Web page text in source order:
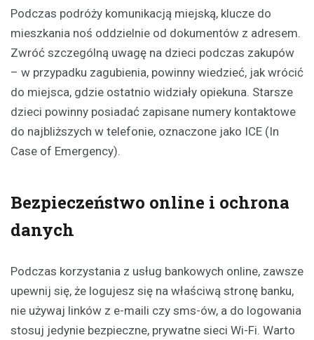
Podczas podróży komunikacją miejską, klucze do
mieszkania noś oddzielnie od dokumentów z adresem.
Zwróć szczególną uwagę na dzieci podczas zakupów
– w przypadku zagubienia, powinny wiedzieć, jak wrócić
do miejsca, gdzie ostatnio widziały opiekuna. Starsze
dzieci powinny posiadać zapisane numery kontaktowe
do najbliższych w telefonie, oznaczone jako ICE (In
Case of Emergency).
Bezpieczeństwo online i ochrona
danych
Podczas korzystania z usług bankowych online, zawsze
upewnij się, że logujesz się na właściwą stronę banku,
nie używaj linków z e-maili czy sms-ów, a do logowania
stosuj jedynie bezpieczne, prywatne sieci Wi-Fi. Warto